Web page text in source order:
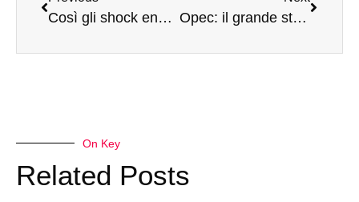
Così gli shock energetici hanno spostato gli equilibri del mercato petrolifero Opec: il grande strappo degli Emirati Arabi è la fine di un’era?
On Key
Related Posts